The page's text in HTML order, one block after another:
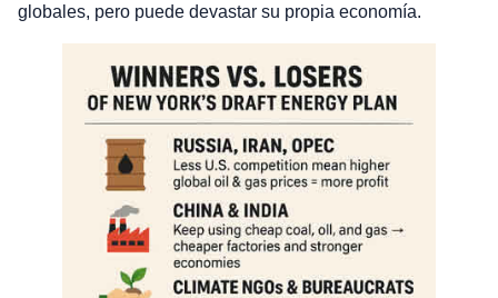
globales, pero puede devastar su propia economía.